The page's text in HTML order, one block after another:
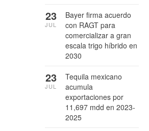
Bayer firma acuerdo
con RAGT para
comercializar a gran
escala trigo híbrido en
2030
23
JUL
Tequila mexicano
acumula
exportaciones por
11,697 mdd en 2023-
2025
23
JUL